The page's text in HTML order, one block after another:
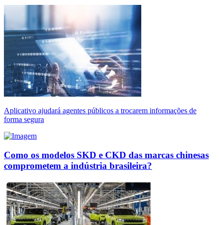
Aplicativo ajudará agentes públicos a trocarem informações de
forma segura
Como os modelos SKD e CKD das marcas chinesas
comprometem a indústria brasileira?